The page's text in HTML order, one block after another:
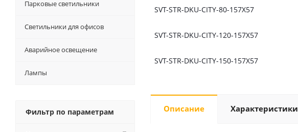
SVT-STR-DKU-CITY-80-157X57
SVT-STR-DKU-CITY-120-157X57
SVT-STR-DKU-CITY-150-157X57
Описание Характеристики
Парковые светильники
Светильники для офисов
Аварийное освещение
Лампы
Фильтр по параметрам